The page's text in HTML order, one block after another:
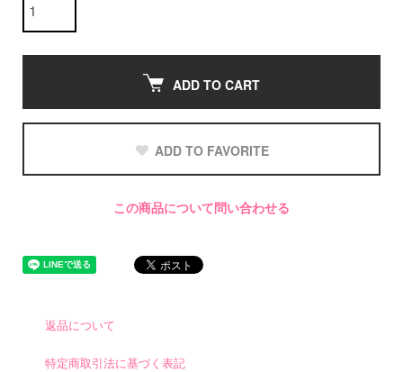
ADD TO CART
ADD TO FAVORITE
この商品について問い合わせる
返品について
特定商取引法に基づく表記